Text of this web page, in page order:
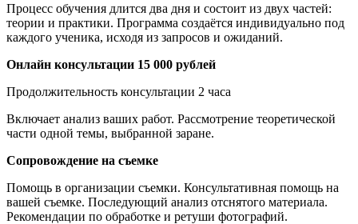
Процесс обучения длится два дня и состоит из двух частей:
теории и практики. Программа создаётся индивидуально под
каждого ученика, исходя из запросов и ожиданий.
Онлайн консультации 15 000 рублей
Продолжительность консультации 2 часа
Включает анализ ваших работ. Рассмотрение теоретической
части одной темы, выбранной заране.
Сопровождение на съемке
Помощь в организации съемки. Консультативная помощь на
вашей съемке. Последующий анализ отснятого материала.
Рекомендации по обработке и ретуши фотографий.